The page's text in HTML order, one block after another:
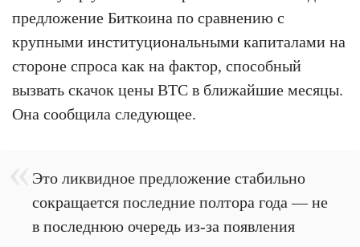
предложение Биткоина по сравнению с
крупными институциональными капиталами на
стороне спроса как на фактор, способный
вызвать скачок цены BTC в ближайшие месяцы.
Она сообщила следующее.
Это ликвидное предложение стабильно
сокращается последние полтора года — не
в последнюю очередь из-за появления